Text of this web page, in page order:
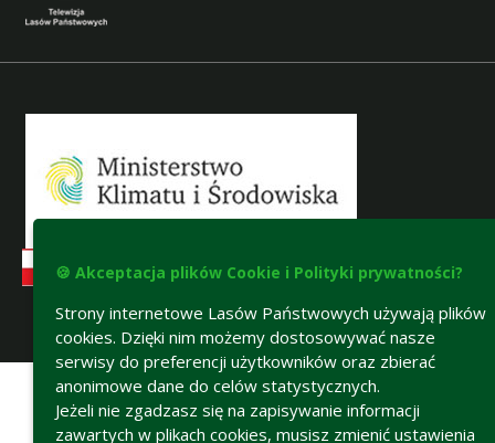
Deklaracja dostępności
🍪 Akceptacja plików Cookie i Polityki prywatności?
Strony internetowe Lasów Państwowych używają plików
cookies. Dzięki nim możemy dostosowywać nasze
serwisy do preferencji użytkowników oraz zbierać
anonimowe dane do celów statystycznych.
Jeżeli nie zgadzasz się na zapisywanie informacji
zawartych w plikach cookies, musisz zmienić ustawienia